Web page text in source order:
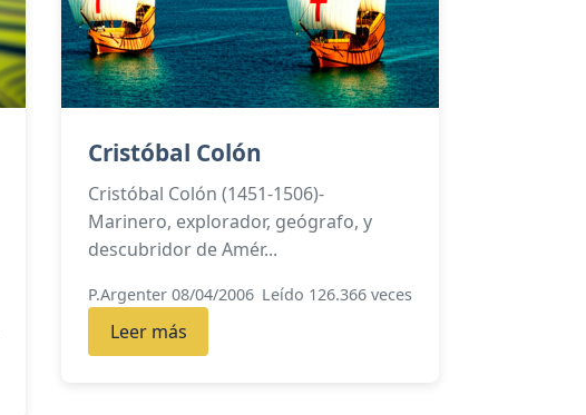
Cristóbal Colón
Cristóbal Colón (1451-1506)-
Marinero, explorador, geógrafo, y
descubridor de Amér...
P.Argenter 08/04/2006 Leído 126.366 veces
Leer más